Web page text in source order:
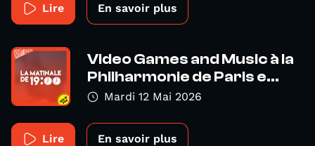
Lire En savoir plus
Video Games and Music à la
Philharmonie de Paris e...
Mardi 12 Mai 2026
Lire En savoir plus